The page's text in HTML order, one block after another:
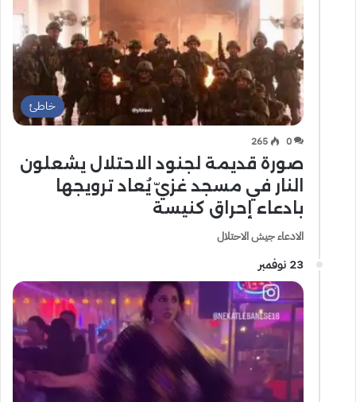
خاطئ
0
265
صورة قديمة لجنود الاحتلال يشعلون
النار في مسجد غزيّ يُعاد ترويجها
بادعاء إحراق كنيسة
الادعاء جيش الاحتلال
23 نوفمبر